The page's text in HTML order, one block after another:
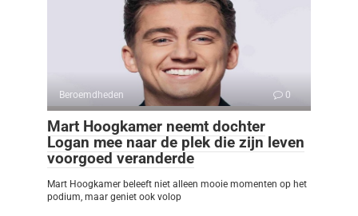
Beroemdheden 0
Mart Hoogkamer neemt dochter
Logan mee naar de plek die zijn leven
voorgoed veranderde
Mart Hoogkamer beleeft niet alleen mooie momenten op het
podium, maar geniet ook volop